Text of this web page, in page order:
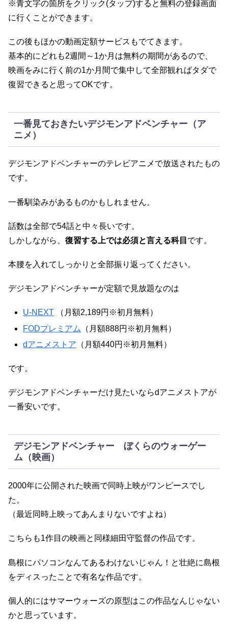
※青文字の箇所をクリック(タップ)すると無料の登録画面
に行くことができます。
この後もほかの動画定額サービスもでてきます。
基本的にどれも2週間～1か月は無料の期間があるので、
映画をみに行く前の1か月間で集中して全部観ればタダで
復習できると思ってOKです。
一番見ておきたいデジモンアドベンチャー（ア
ニメ）
デジモンアドベンチャーのテレビアニメで放送されたもの
です。
一番馴染みがあるものかもしれません。
話数は全部で54話と中々長いです。
しかしながら、 復習する上では必須と言える科目 です。
本腰を入れてしっかりと全部振り返ってください。
デジモンアドベンチャーが定額で見放題なのは
U-N EXT （月額2,189円※初月無料）
FODプレミアム
（月額888円※初月無料）
dアニメストア （月額440円※初月無料）
です。
デジモンアドベンチャーだけ見たいならdアニメストアが
一番安いです。
デジモンアドベンチャー ぼくらのウォーゲー
ム（映画）
2000年に公開された映画で同時上映がワンピースでし
た。
（最近同時上映ってあんまりないですよね）
こちらも1作目の映画と同様細田守監督の作品です。
島根にパソコンなんてあるわけないじゃん！と壮絶に島根
をディスったことで有名な作品です。
個人的にはサマーウォーズの原型はこの作品なんじゃない
かと思っています。